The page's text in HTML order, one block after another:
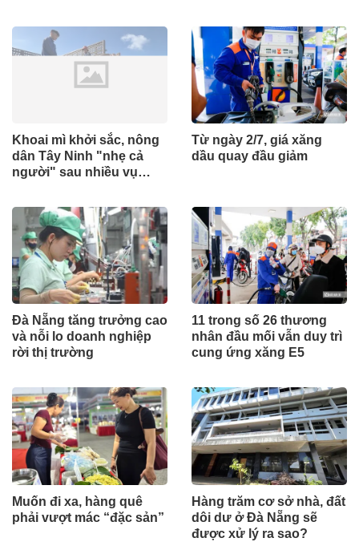
Khoai mì khởi sắc, nông
dân Tây Ninh "nhẹ cả
người" sau nhiều vụ
Từ ngày 2/7, giá xăng
dầu quay đầu giảm
Đà Nẵng tăng trưởng cao
và nỗi lo doanh nghiệp
rời thị trường
11 trong số 26 thương
nhân đầu mối vẫn duy trì
cung ứng xăng E5
Muốn đi xa, hàng quê
phải vượt mác “đặc sản”
Hàng trăm cơ sở nhà, đất
dôi dư ở Đà Nẵng sẽ
được xử lý ra sao?